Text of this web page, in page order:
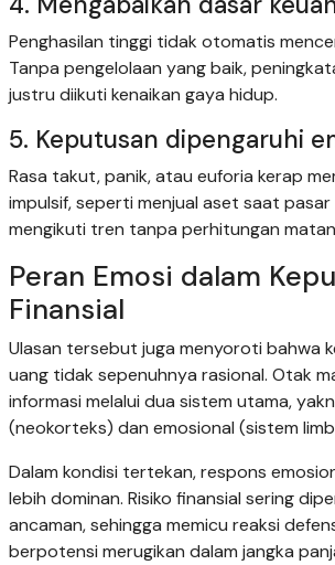
Penghasilan tinggi tidak otomatis
Tanpa pengelolaan yang baik,
justru diikuti kenaikan gaya hidup.
5. Keputusan dipengaruhi
Rasa takut, panik, atau euforia kerap
impulsif, seperti menjual aset saat
mengikuti tren tanpa perhitungan
Peran Emosi dalam
Finansial
Ulasan tersebut juga menyoroti bahwa
uang tidak sepenuhnya rasional. Otak
informasi melalui dua sistem utama,
(neokorteks) dan emosional (sistem
Dalam kondisi tertekan, respons
lebih dominan. Risiko finansial sering
ancaman, sehingga memicu reaksi
berpotensi merugikan dalam jangka